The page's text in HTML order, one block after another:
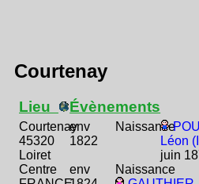
Courtenay
Lieu
Courtenay
45320
Loiret
Centre
Évènements
env
1822
Naissance
Léon
juin
env
Naissance